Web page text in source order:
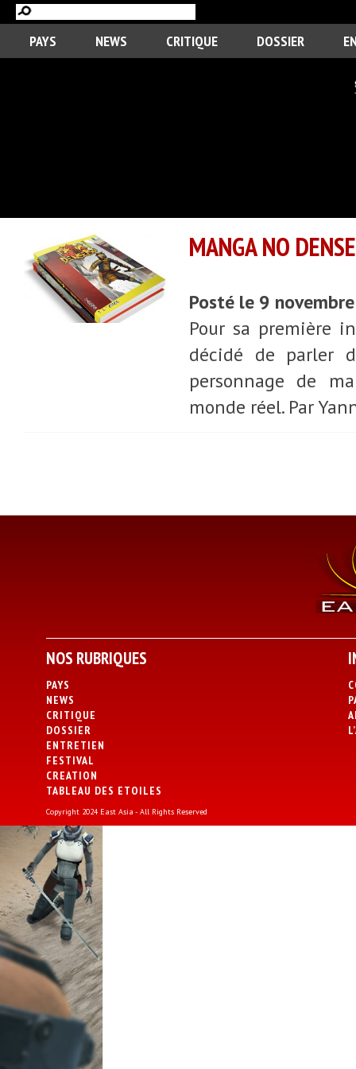
PAYS NEWS CRITIQUE DOSSIER
MANGA NO
Posté le 9
Pour sa première
décidé de parler
personnage de
monde réel. Par
NOS RUBRIQUES
PAYS
NEWS
CRITIQUE
DOSSIER
ENTRETIEN
FESTIVAL
CREATION
TABLEAU DES ETOILES
Copyright 2024 East Asia - All Rights Reserved